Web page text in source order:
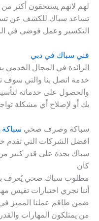
لهم لانهم يستحقون أكثر من
تساعد سباك للكشف عن
التكسير وعمل فوضي في
فني سباك في دبي
الرائدة في المجال
خدمة اتصل بنا والتي سوف
والحصول على خدماته
بك أو لإصلاح أي مشكلة
سباكة وصرف صحي
افضل الشركات التي تقدم
سباك بجدة على قدر كبير من
كان
مطلوب سباك صحي يُعرف
أننا نجري اختبارات تقيس
ضمن طاقم عملنا المميز
من يمتلكون المهارات